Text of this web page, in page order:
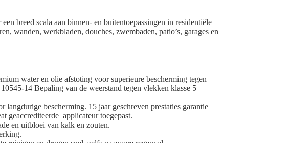
breed scala aan binnen- en buitentoepassingen in residentiële
wanden, werkbladen, douches, zwembaden, patio’s, garages en
water en olie afstoting voor superieure bescherming tegen
14 Bepaling van de weerstand tegen vlekken klasse 5
langdurige bescherming. 15 jaar geschreven prestaties garantie
geaccrediteerde applicateur toegepast.
en uitbloei van kalk en zouten.